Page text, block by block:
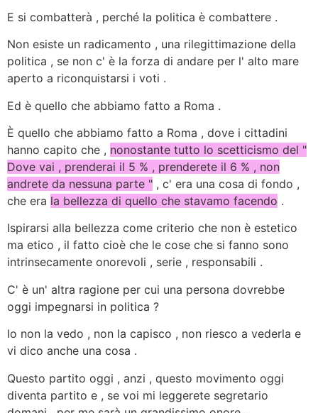
E si combatterà , perché la politica è combattere .
Non esiste un radicamento , una rilegittimazione della
politica , se non c' è la forza di andare per l' alto mare
aperto a riconquistarsi i voti .
Ed è quello che abbiamo fatto a Roma .
È quello che abbiamo fatto a Roma , dove i cittadini
hanno capito che , nonostante tutto lo scetticismo del "
Dove vai , prenderai il 5 % , prenderete il 6 % , non
andrete da nessuna parte " , c' era una cosa di fondo ,
che era la bellezza di quello che stavamo facendo .
Ispirarsi alla bellezza come criterio che non è estetico
ma etico , il fatto cioè che le cose che si fanno sono
intrinsecamente onorevoli , serie , responsabili .
C' è un' altra ragione per cui una persona dovrebbe
oggi impegnarsi in politica ?
Io non la vedo , non la capisco , non riesco a vederla e
vi dico anche una cosa .
Questo partito oggi , anzi , questo movimento oggi
diventa partito e , se voi mi leggerete segretario